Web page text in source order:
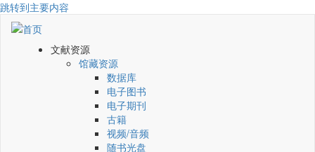
跳转到主要内容
文献资源
馆藏资源
数据库
电子图书
电子期刊
古籍
视频/音频
随书光盘